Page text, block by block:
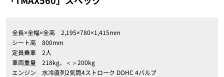
全長×全幅×全高 2,195×780×1,415mm
シート高 800mm
定員乗車 2人
車両重量 218kg、＜＞200kg
エンジン 水冷直列2気筒4ストローク DOHC 4バルブ